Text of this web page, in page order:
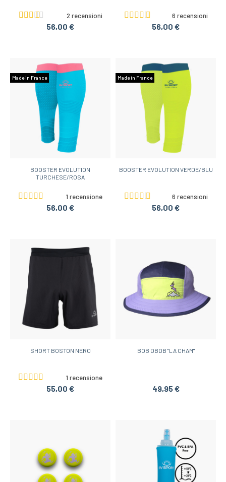
2 recensioni
56,00 €
6 recensioni
56,00 €
Made in France
BOOSTER EVOLUTION
TURCHESE/ROSA
1 recensione
56,00 €
Made in France
BOOSTER EVOLUTION VERDE/BLU
6 recensioni
56,00 €
SHORT BOSTON NERO
1 recensione
55,00 €
BOB DBDB "LA CHAM"
49,95 €